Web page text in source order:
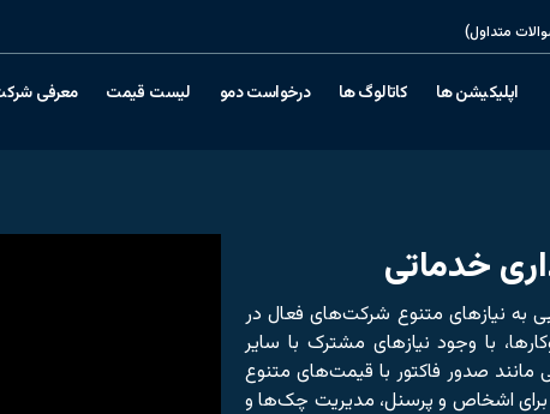
متداول)
اپلیکیشن ها کاتالوگ ها درخواست دمو لیست قیمت معرفی
خدماتی
به نیازهای متنوع شرکت‌های فعال در
با وجود نیازهای مشترک با سایر
مانند صدور فاکتور با قیمت‌های متنوع
برای اشخاص و پرسنل، مدیریت چک‌ها و